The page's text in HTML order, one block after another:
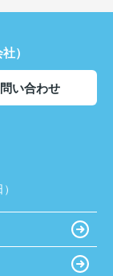
）
い合わせ